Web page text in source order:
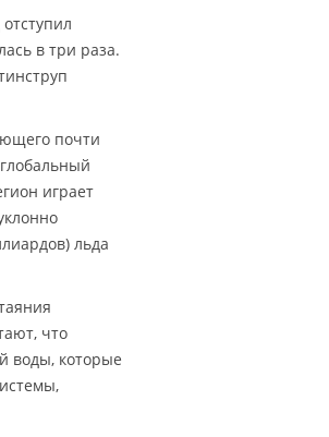
в три раза.
почти
играет
льда
что
воды, которые